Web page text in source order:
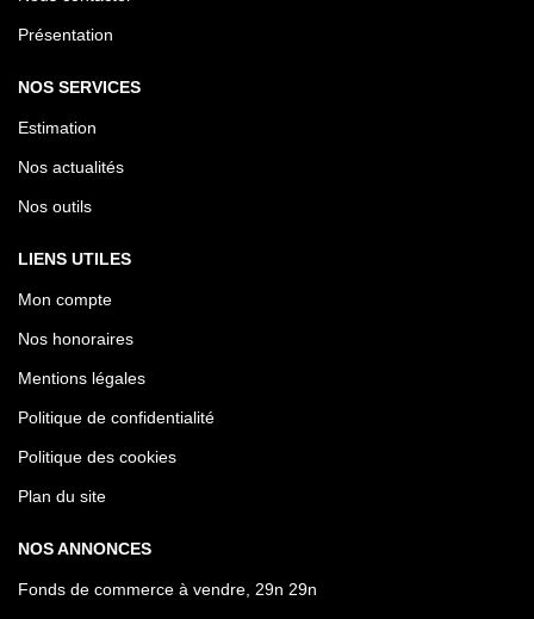
Présentation
NOS SERVICES
Estimation
Nos actualités
Nos outils
LIENS UTILES
Mon compte
Nos honoraires
Mentions légales
Politique de confidentialité
Politique des cookies
Plan du site
NOS ANNONCES
Fonds de commerce à vendre, 29n 29n